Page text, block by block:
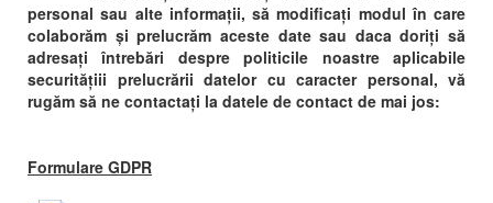
personal sau alte informații, să modificați modul în care
colaborăm și prelucrăm aceste date sau daca doriți să
adresați întrebări despre politicile noastre aplicabile
securitățiii prelucrării datelor cu caracter personal, vă
rugăm să ne contactați la datele de contact de mai jos:
Formulare GDPR